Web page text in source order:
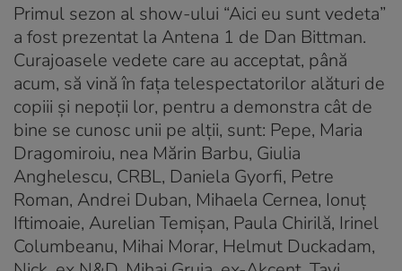
Primul sezon al show-ului “Aici eu sunt vedeta”
a fost prezentat la Antena 1 de Dan Bittman.
Curajoasele vedete care au acceptat, până
acum, să vină în fața telespectatorilor alături de
copiii și nepoții lor, pentru a demonstra cât de
bine se cunosc unii pe alții, sunt: Pepe, Maria
Dragomiroiu, nea Mărin Barbu, Giulia
Anghelescu, CRBL, Daniela Gyorfi, Petre
Roman, Andrei Duban, Mihaela Cernea, Ionuț
Iftimoaie, Aurelian Temișan, Paula Chirilă, Irinel
Columbeanu, Mihai Morar, Helmut Duckadam,